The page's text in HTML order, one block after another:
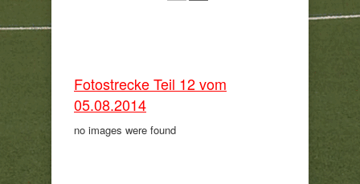
Fotostrecke Teil 12 vom
05.08.2014
no images were found